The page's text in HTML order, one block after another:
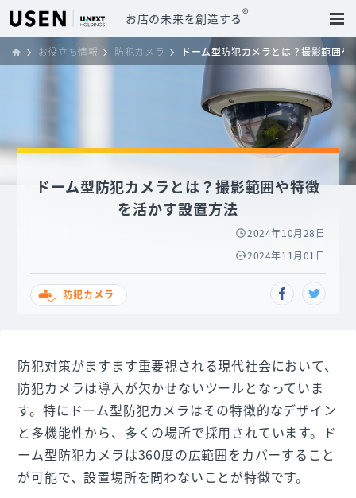
お店の未来を創造する®
お役立ち情報 防犯カメラ ドーム型防犯カメラとは？撮影範囲
ドーム型防犯カメラとは？撮影範囲や特徴
を活かす設置方法
2024年10月28日
2024年11月01日
防犯カメラ
防犯対策がますます重要視される現代社会において、
防犯カメラは導入が欠かせないツールとなっていま
す。特にドーム型防犯カメラはその特徴的なデザイン
と多機能性から、多くの場所で採用されています。ド
ーム型防犯カメラは360度の広範囲をカバーすること
が可能で、設置場所を問わないことが特徴です。